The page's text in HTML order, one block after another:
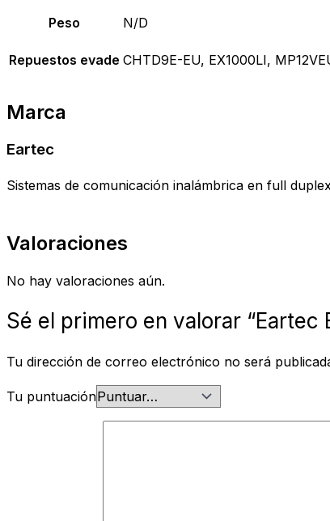
Peso N/D
Repuestos evade CHTD9E-EU, EX1000LI,
Marca
Eartec
Sistemas de comunicación inalámbrica en full
Valoraciones
No hay valoraciones aún.
Sé el primero en valorar “Eartec
Tu dirección de correo electrónico no será
Tu puntuación